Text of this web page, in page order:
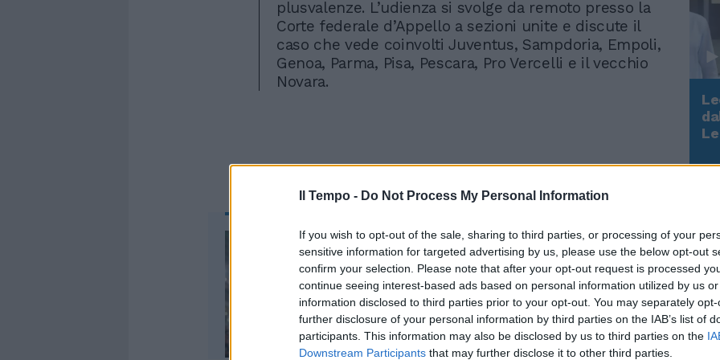
Il Tempo - Do Not Process My Personal Information
If you wish to opt-out of the sale, sharing to third parties, or processing of your
sensitive information for targeted advertising by us, please use the below opt-out
confirm your selection. Please note that after your opt-out request is processed
continue seeing interest-based ads based on personal information utilized by us
information disclosed to third parties prior to your opt-out. You may separately
further disclosure of your personal information by third parties on the IAB’s list of
participants. This information may also be disclosed by us to third parties on the
Downstream Participants that may further disclose it to other third parties.
plusvalenze. L’udienza si svolge da remoto presso la
Corte federale d’Appello a sezioni unite e discute il
caso che vede coinvolti Juventus, Sampdoria, Empoli,
Genoa, Parma, Pisa, Pescara, Pro Vercelli e il vecchio
Novara.
Plusvalenze, Juve in
udienza a gennaio. Quali
sono i club coinvolti
americana